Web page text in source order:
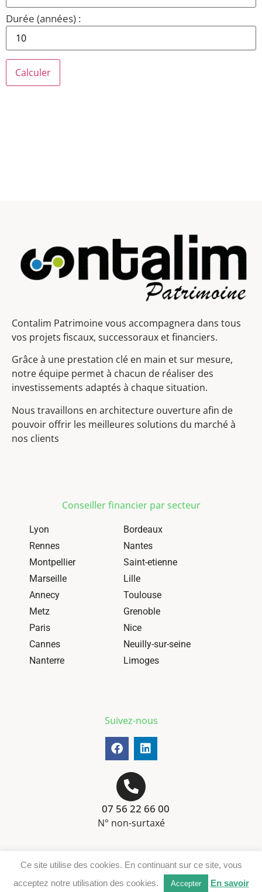
Durée (années) :
Calculer
Contalim Patrimoine vous accompagnera dans tous
vos projets fiscaux, successoraux et financiers.
Grâce à une prestation clé en main et sur mesure,
notre équipe permet à chacun de réaliser des
investissements adaptés à chaque situation.
Nous travaillons en architecture ouverture afin de
pouvoir offrir les meilleures solutions du marché à
nos clients
Conseiller financier par secteur
Lyon
Bordeaux
Rennes
Nantes
Montpellier
Saint-etienne
Marseille
Lille
Annecy
Toulouse
Metz
Grenoble
Paris
Nice
Cannes
Neuilly-sur-seine
Nanterre
Limoges
Suivez-nous
07 56 22 66 00
N° non-surtaxé
Téléchargement DER
Ce site utilise des cookies. En continuant sur ce site, vous
acceptez notre utilisation des cookies.
Accepter En savoir